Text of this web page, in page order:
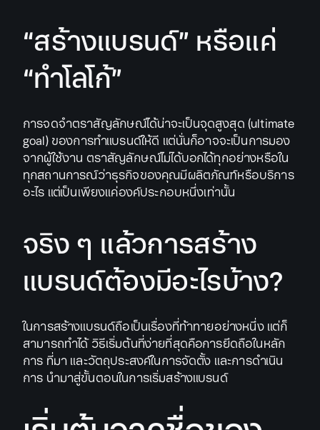
“สร้างแบรนด์” หรือแค่
“ทำโลโก้”
การจดจำตราสัญลักษณ์ได้น่าจะเป็นจุดสูงสุด (ultimate
goal) ของการทำแบรนด์ให้ดี แต่นั่นก็อาจจะเป็นการมอง
จากผู้ใช้งาน ตราสัญลักษณ์ไม่ได้บอกได้ทุกอย่างหรือใน
ทุกสถานการณ์ว่าธุรกิจของคุณมีผลิตภัณฑ์หรือบริการ
อะไร แต่เป็นเพียงแค่องค์ประกอบหนึ่งเท่านั้น
จริง ๆ แล้วการสร้าง
แบรนด์ต้องมีอะไรบ้าง?
ในการสร้างแบรนด์ถือเป็นเรื่องที่ท้าทายอย่างหนึ่ง แต่ก็
สามารถทำได้ วิธีเริ่มต้นที่ง่ายที่สุดคือการยึดถือในหลัก
การ ที่มา และวัตถุประสงค์ในการจัดตั้ง และการดำเนิน
การ นำมาสู่ขั้นตอนในการเริ่มสร้างแบรนด์